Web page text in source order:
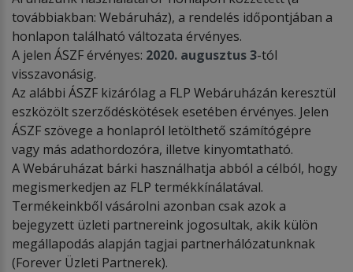
továbbiakban: Webáruház), a rendelés időpontjában a
honlapon található változata érvényes.
A jelen ÁSZF érvényes: 2020. augusztus 3-tól
visszavonásig.
Az alábbi ÁSZF kizárólag a FLP Webáruházán keresztül
eszközölt szerződéskötések esetében érvényes. Jelen
ÁSZF szövege a honlapról letölthető számítógépre
vagy más adathordozóra, illetve kinyomtatható.
A Webáruházat bárki használhatja abból a célból, hogy
megismerkedjen az FLP termékkínálatával.
Termékeinkből vásárolni azonban csak azok a
bejegyzett üzleti partnereink jogosultak, akik külön
megállapodás alapján tagjai partnerhálózatunknak
(Forever Üzleti Partnerek).